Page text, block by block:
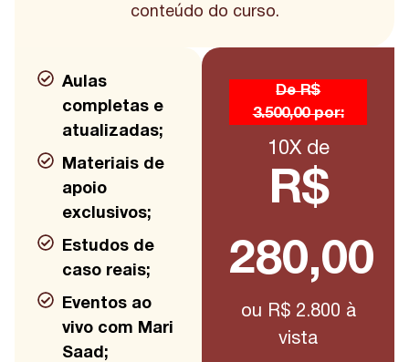
conteúdo do curso.
Aulas
completas e
atualizadas;
Materiais de
apoio
exclusivos;
Estudos de
caso reais;
Eventos ao
vivo com Mari
Saad;
De R$
3.500,00 por:
10X de
R$
280,00
ou R$ 2.800 à
vista